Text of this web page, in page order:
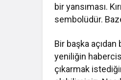
bir yansıması.
sembolüdür.
Bir başka açıdan
yeniliğin habercisi
çıkarmak